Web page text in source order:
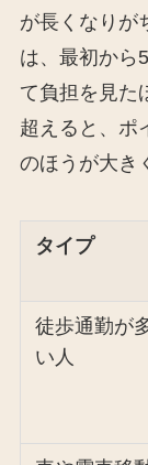
が長くなりが
は、最初から
て負担を見た
超えると、ポ
のほうが大き
タイプ
徒歩通勤が
い人